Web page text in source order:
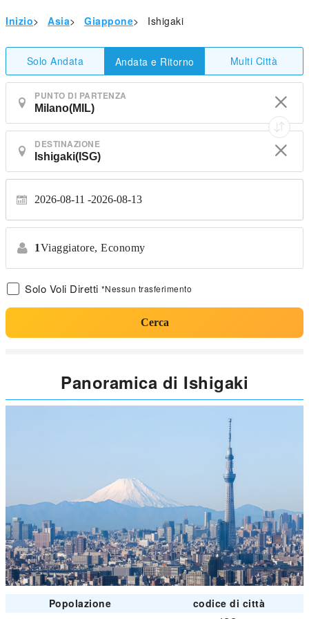
Inizio> Asia> Giappone> Ishigaki
Solo Andata Andata e Ritorno Multi Città
PUNTO DI PARTENZA
DESTINAZIONE
2026-08-11 2026-08-13
1Viaggiatore, Economy
Solo Voli Diretti *Nessun trasferimento
Cerca
Panoramica di Ishigaki
Popolazione
codice di città